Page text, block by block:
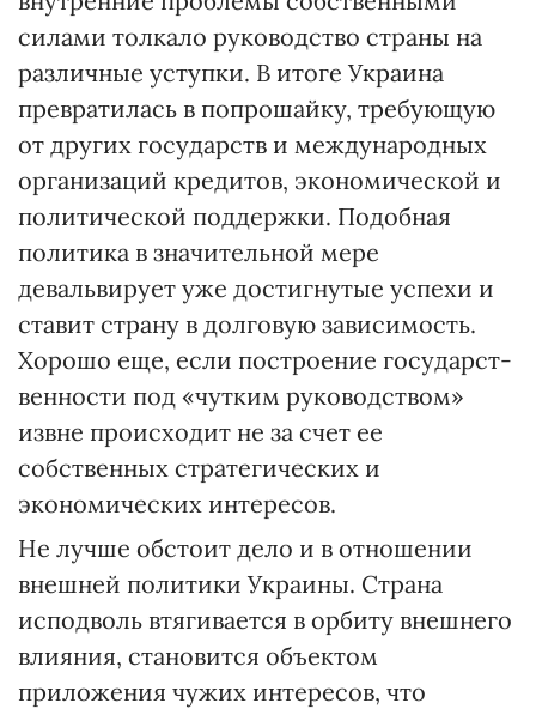
силами толкало руководство страны на
различные уступки. В итоге Украина
превратилась в попрошайку, требующую
от других государств и международных
организаций кредитов, экономической и
политической поддержки. Подобная
политика в значительной мере
девальвирует уже достигнутые успехи и
ставит страну в долговую зависимость.
Хорошо еще, если построение государст­
венности под «чутким руководст­вом»
извне происходит не за счет ее
собственных стратегических и
экономических интересов.
Не лучше обстоит дело и в отношении
внешней политики Украины. Страна
исподволь втягивается в орбиту внешнего
влияния, становится объектом
приложения чужих интересов, что